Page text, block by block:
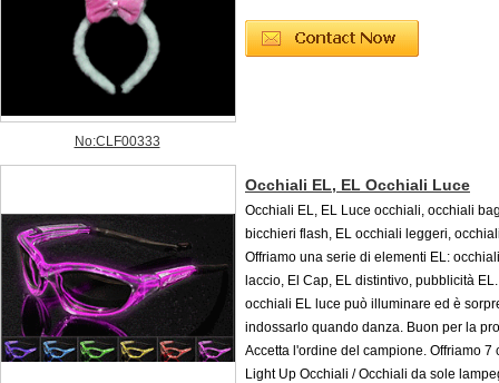
No:CLF00333
Occhiali EL, EL Occhiali Luce
Occhiali EL, EL Luce occhiali, occhiali
bicchieri flash, EL occhiali leggeri,
Offriamo una serie di elementi EL:
laccio, El Cap, EL distintivo, pubblicità
occhiali EL luce può illuminare ed è
indossarlo quando danza. Buon per la
Accetta l'ordine del campione. Offriamo 7
Light Up Occhiali / Occhiali da sole